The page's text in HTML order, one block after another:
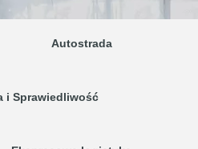
Autostrada
i Sprawiedliwość